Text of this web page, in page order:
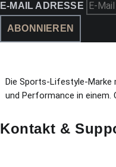
E-MAIL ADRESSE
ABONNIEREN
Die Sports-Lifestyle-
und Performance in einem.
Kontakt &